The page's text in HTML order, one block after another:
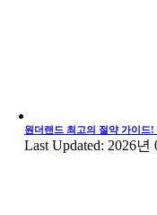
원더랜드 최고의 절약 가이드
Last Updated: 2026년